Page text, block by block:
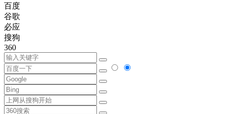
百度
谷歌
必应
搜狗
360